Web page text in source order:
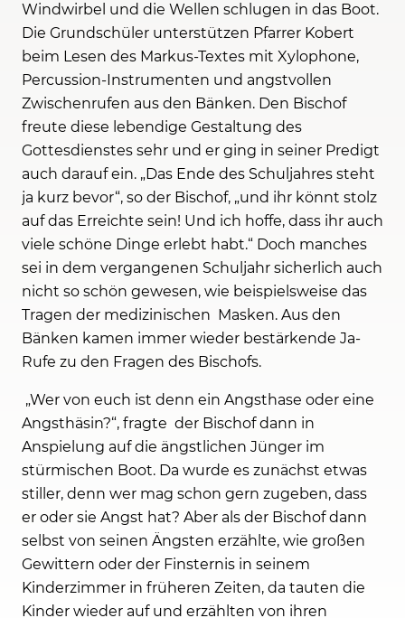
Windwirbel und die Wellen schlugen in das Boot.
Die Grundschüler unterstützen Pfarrer Kobert
beim Lesen des Markus-Textes mit Xylophone,
Percussion-Instrumenten und angstvollen
Zwischenrufen aus den Bänken. Den Bischof
freute diese lebendige Gestaltung des
Gottesdienstes sehr und er ging in seiner Predigt
auch darauf ein. „Das Ende des Schuljahres steht
ja kurz bevor“, so der Bischof, „und ihr könnt stolz
auf das Erreichte sein! Und ich hoffe, dass ihr auch
viele schöne Dinge erlebt habt.“ Doch manches
sei in dem vergangenen Schuljahr sicherlich auch
nicht so schön gewesen, wie beispielsweise das
Tragen der medizinischen Masken. Aus den
Bänken kamen immer wieder bestärkende Ja-
Rufe zu den Fragen des Bischofs.
„Wer von euch ist denn ein Angsthase oder eine
Angsthäsin?“, fragte der Bischof dann in
Anspielung auf die ängstlichen Jünger im
stürmischen Boot. Da wurde es zunächst etwas
stiller, denn wer mag schon gern zugeben, dass
er oder sie Angst hat? Aber als der Bischof dann
selbst von seinen Ängsten erzählte, wie großen
Gewittern oder der Finsternis in seinem
Kinderzimmer in früheren Zeiten, da tauten die
Kinder wieder auf und erzählten von ihren